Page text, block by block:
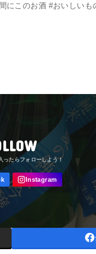
にこのお酒 #おいしいも